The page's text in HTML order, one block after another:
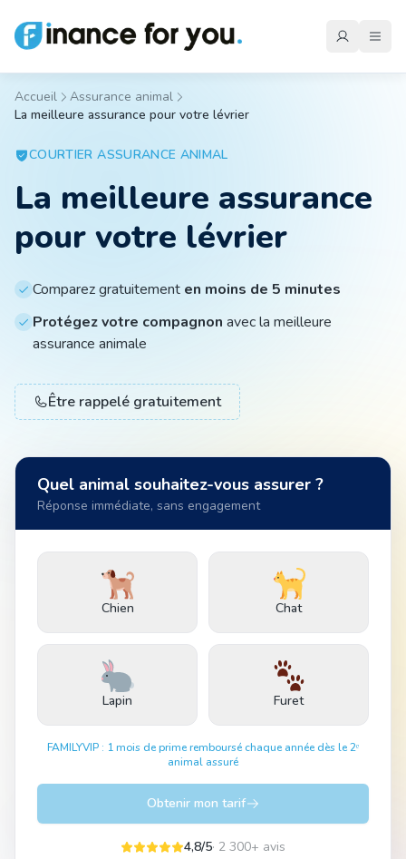
Mutuelle
Emprunteur
Moto
Habitation
Animal
Pro
04 51 55 49 38
Accueil
Assurance animal
La meilleure assurance pour votre lévrier
COURTIERASSURANCE ANIMAL
La meilleure assurance
pour votre lévrier
Comparez gratuitement en moins de 5 minutes
Protégez votre compagnon avec la meilleure
assurance animale
Être rappelé gratuitement
Quel animal souhaitez-vous assurer ?
Réponse immédiate, sans engagement
Chien Chat
Lapin Furet
FAMILYVIP : 1 mois de prime remboursé chaque année dès le 2ᵉ
animal assuré
Obtenir mon tarif
4,8/5· 2 300+ avis